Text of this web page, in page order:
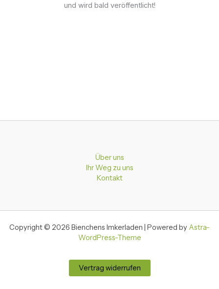
und wird bald veröffentlicht!
Über uns
Ihr Weg zu uns
Kontakt
Copyright © 2026 Bienchens Imkerladen | Powered by Astra-
WordPress-Theme
Vertrag widerrufen